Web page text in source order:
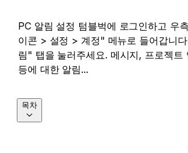
PC 알림 설정 텀블벅에 로그인하고 우
이콘 > 설정 > 계정" 메뉴로 들어갑니
림" 탭을 눌러주세요. 메시지, 프로젝트
등에 대한 알림...
목차